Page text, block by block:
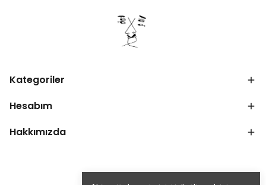
Kategoriler
Hesabım
Hakkımızda